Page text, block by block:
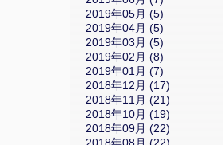
2019年05月 (5)
2019年04月 (5)
2019年03月 (5)
2019年02月 (8)
2019年01月 (7)
2018年12月 (17)
2018年11月 (21)
2018年10月 (19)
2018年09月 (22)